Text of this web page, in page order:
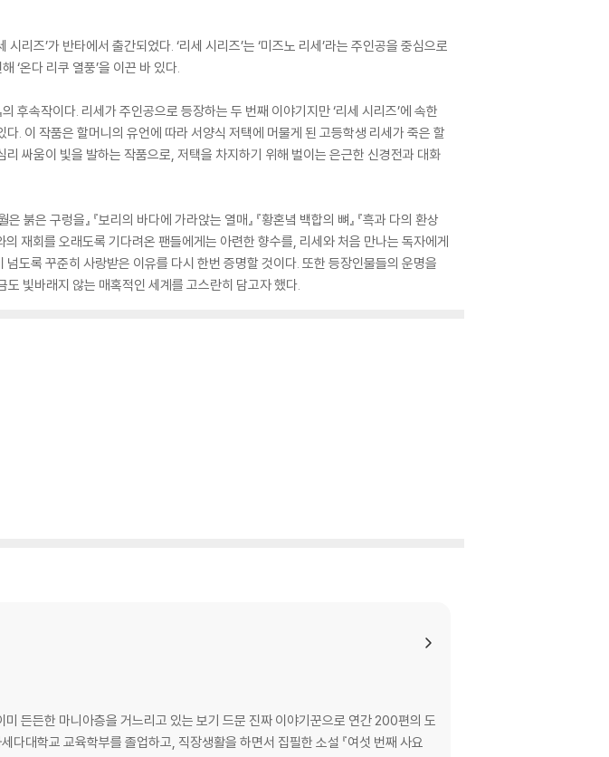
리즈’가 반타에서 출간되었다. ‘리세 시리즈’는 ‘미즈노 리세’라는 주인공을 중심으로
‘온다 리쿠 열풍’을 이끈 바 있다.
후속작이다. 리세가 주인공으로 등장하는 두 번째 이야기지만 ‘리세 시리즈’에 속한
. 이 작품은 할머니의 유언에 따라 서양식 저택에 머물게 된 고등학생 리세가 죽은 할
싸움이 빛을 발하는 작품으로, 저택을 차지하기 위해 벌이는 은근한 신경전과 대화
은 구렁을』 『보리의 바다에 가라앉는 열매』 『황혼녘 백합의 뼈』 『흑과 다의 환상
의 재회를 오래도록 기다려온 팬들에게는 아련한 향수를, 리세와 처음 만나는 독자에게
도록 꾸준히 사랑받은 이유를 다시 한번 증명할 것이다. 또한 등장인물들의 운명을
빛바래지 않는 매혹적인 세계를 고스란히 담고자 했다.
든든한 마니아층을 거느리고 있는 보기 드문 진짜 이야기꾼으로 연간 200편의 도
대학교 교육학부를 졸업하고, 직장생활을 하면서 집필한 소설 『여섯 번째 사요